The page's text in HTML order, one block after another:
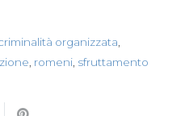
organizzata
romeni sfruttamento